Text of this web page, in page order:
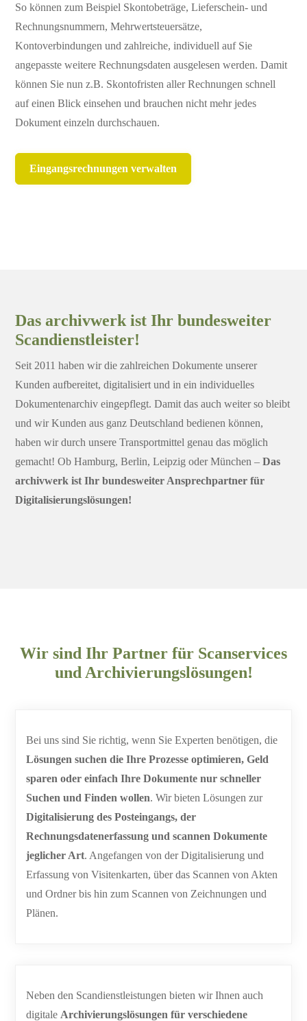
So können zum Beispiel Skontobeträge, Lieferschein- und
Rechnungsnummern, Mehrwertsteuersätze,
Kontoverbindungen und zahlreiche, individuell auf Sie
angepasste weitere Rechnungsdaten ausgelesen werden. Damit
können Sie nun z.B. Skontofristen aller Rechnungen schnell
auf einen Blick einsehen und brauchen nicht mehr jedes
Dokument einzeln durchschauen.
Eingangsrechnungen verwalten
Das archivwerk ist Ihr bundesweiter
Scandienstleister!
Seit 2011 haben wir die zahlreichen Dokumente unserer
Kunden aufbereitet, digitalisiert und in ein individuelles
Dokumentenarchiv eingepflegt. Damit das auch weiter so bleibt
und wir Kunden aus ganz Deutschland bedienen können,
haben wir durch unsere Transportmittel genau das möglich
gemacht! Ob Hamburg, Berlin, Leipzig oder München –Das
archivwerk ist Ihr bundesweiter Ansprechpartner für
Digitalisierungslösungen!
Wir sind Ihr Partner für Scanservices
und Archivierungslösungen!
Bei uns sind Sie richtig, wenn Sie Experten benötigen, die
Lösungen suchen die Ihre Prozesse optimieren, Geld
sparen oder einfach Ihre Dokumente nur schneller
Suchen und Finden wollen. Wir bieten Lösungen zur
Digitalisierung des Posteingangs, der
Rechnungsdatenerfassung und scannen Dokumente
jeglicher Art. Angefangen von der Digitalisierung und
Erfassung von Visitenkarten, über das Scannen von Akten
und Ordner bis hin zum Scannen von Zeichnungen und
Plänen.
Neben den Scandienstleistungen bieten wir Ihnen auch
digitale Archivierungslösungen für verschiedene